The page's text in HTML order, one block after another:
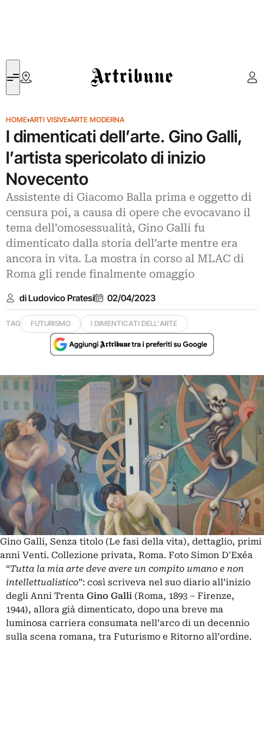
Artribune
HOME›ARTI VISIVE›ARTE MODERNA
I dimenticati dell’arte. Gino Galli,
l’artista spericolato di inizio
Novecento
Assistente di Giacomo Balla prima e oggetto di
censura poi, a causa di opere che evocavano il
tema dell’omosessualità, Gino Galli fu
dimenticato dalla storia dell’arte mentre era
ancora in vita. La mostra in corso al MLAC di
Roma gli rende finalmente omaggio
di Ludovico Pratesi 02/04/2023
TAG FUTURISMO I DIMENTICATI DELL'ARTE
Gino Galli, Senza titolo (Le fasi della vita), dettaglio, primi
anni Venti. Collezione privata, Roma. Foto Simon D'Exéa
“Tutta la mia arte deve avere un compito umano e non
intellettualistico”: così scriveva nel suo diario all’inizio
degli Anni Trenta Gino Galli (Roma, 1893 – Firenze,
1944), allora già dimenticato, dopo una breve ma
luminosa carriera consumata nell’arco di un decennio
sulla scena romana, tra Futurismo e Ritorno all’ordine.